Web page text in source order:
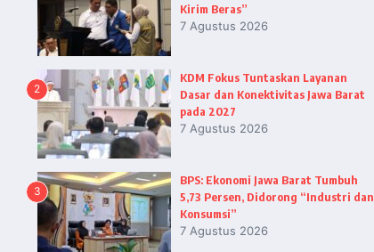
Kirim Beras”
7 Agustus 2026
2
KDM Fokus Tuntaskan Layanan
Dasar dan Konektivitas Jawa Barat
pada 2027
7 Agustus 2026
3
BPS: Ekonomi Jawa Barat Tumbuh
5,73 Persen, Didorong “Industri dan
Konsumsi”
7 Agustus 2026